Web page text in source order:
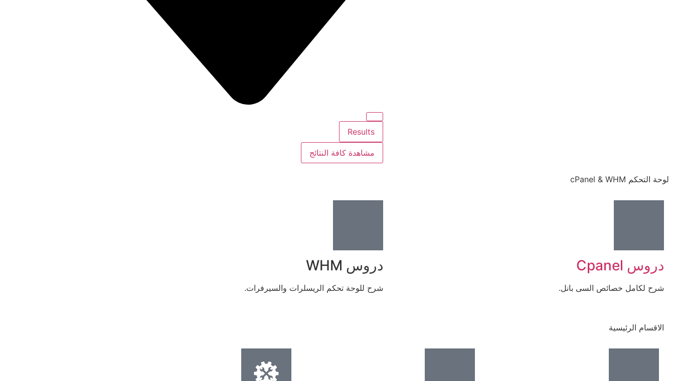
Results
مشاهدة كافة النتائج
لوحة التحكم cPanel & WHM
دروس Cpanel
شرح لكامل خصائص السى بانل.
دروس WHM
شرح للوحة تحكم الريسلرات والسيرفرات.
الاقسام الرئيسية